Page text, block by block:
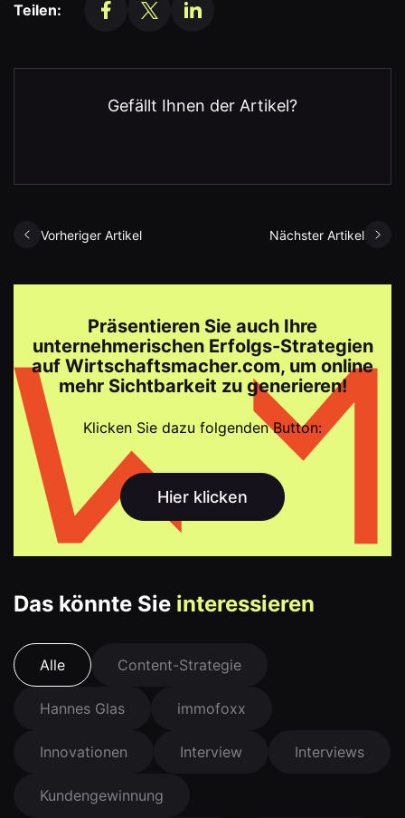
Teilen:
Gefällt Ihnen der Artikel?
Vorheriger Artikel Nächster Artikel
Präsentieren Sie auch Ihre
unternehmerischen Erfolgs-Strategien
auf Wirtschaftsmacher.com, um online
mehr Sichtbarkeit zu generieren!
Klicken Sie dazu folgenden Button:
Hier klicken
Das könnte Sie interessieren
Alle Content-Strategie
Hannes Glas immofoxx
Innovationen Interview Interviews
Kundengewinnung